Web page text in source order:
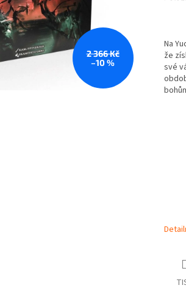
2 366 Kč
–10 %
Na
že
své